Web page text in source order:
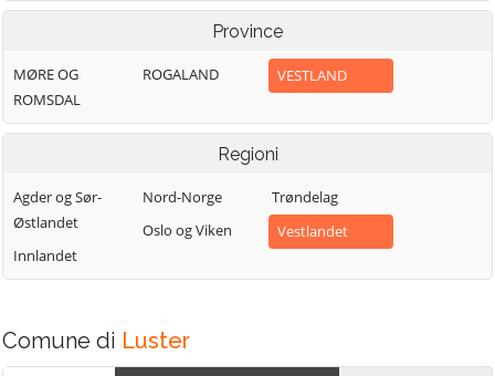
Bømlo
Etne
Fedje
Masfjorden
Osterøy
Vik
Voss
Øygarden
Province
MØRE OG
ROMSDAL
ROGALAND VESTLAND
Regioni
Agder og Sør-
Østlandet
Innlandet
Nord-Norge
Oslo og Viken
Trøndelag
Vestlandet
Comune di Luster